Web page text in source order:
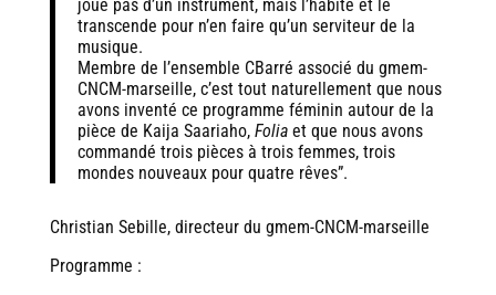
joue pas d’un instrument, mais l’habite et le
transcende pour n’en faire qu’un serviteur de la
musique.
Membre de l’ensemble CBarré associé du gmem-
CNCM-marseille, c’est tout naturellement que nous
avons inventé ce programme féminin autour de la
pièce de Kaija Saariaho, Foliaet que nous avons
commandé trois pièces à trois femmes, trois
mondes nouveaux pour quatre rêves”.
Christian Sebille, directeur du gmem-CNCM-marseille
Programme :